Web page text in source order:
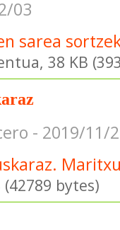
03
sarea
38 KB
- 2019/11/
bytes)